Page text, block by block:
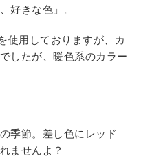
好きな色」。
使用しておりますが、カ
したが、暖色系のカラー
季節。差し色にレッド
ませんよ？